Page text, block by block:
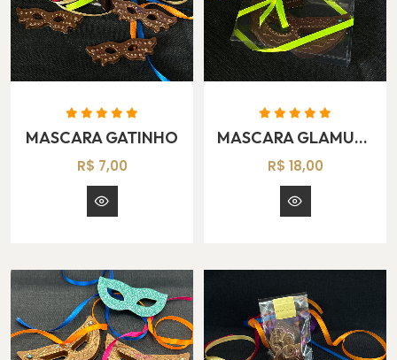
MASCARA GATINHO
R$ 7,00
MASCARA GLAMUROSA
R$ 18,00